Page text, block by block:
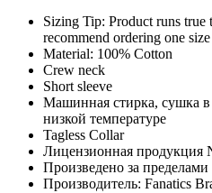
Sizing Tip: Product runs true
recommend ordering one
Material: 100% Cotton
Crew neck
Short sleeve
Машинная стирка, сушка
низкой температуре
Tagless Collar
Лицензионная продукция
Произведено за
Производитель: Fanatics